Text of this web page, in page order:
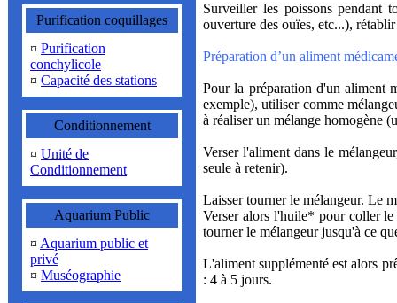
Purification coquillages
¤ Purification
conchylicole
¤ Capacité des stations
Conditionnement
¤ Unité de
Conditionnement
Aquarium Public
¤ Aquarium public et
privé
¤ Muséographie
Surveiller les poissons pendant
ouverture des ouïes, etc...),
Préparation d’un aliment
Pour la préparation d'un aliment
exemple), utiliser comme
à réaliser un mélange homogène
Verser l'aliment dans le
seule à retenir).
Laisser tourner le mélangeur. Le
Verser alors l'huile* pour coller
tourner le mélangeur jusqu'à ce
L'aliment supplémenté est alors
: 4 à 5 jours.